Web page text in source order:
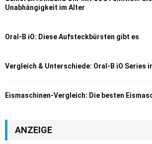
Unabhängigkeit im Alter
Oral-B iO: Diese Aufsteckbürsten gibt es
Vergleich & Unterschiede: Oral-B iO Series
Eismaschinen-Vergleich: Die besten
ANZEIGE